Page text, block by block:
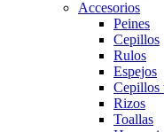
Accesorios
Peines
Cepillos
Rulos
Espejos
Cepillos
Rizos
Toallas